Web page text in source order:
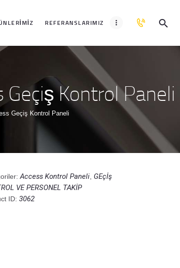
REFERANSLARIMIZ
Kontrol Paneli
Geçiş Kontrol Paneli
Access Kontrol Paneli, GEçİş
VE PERSONEL TAKİP
ID: 3062